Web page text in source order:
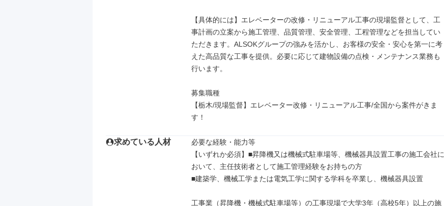
【具体的には】エレベーターの改修・リニューアル工事の現場監督として、工
事計画の立案から施工管理、品質管理、安全管理、工程管理などを担当してい
ただきます。ALSOKグループの強みを活かし、お客様の安全・安心を第一に考
えた高品質な工事を提供。必要に応じて建物設備の点検・メンテナンス業務も
行います。
募集職種
【栃木/現場監督】エレベーター改修・リニューアル工事/全国から案件がきま
す！
求めている人材
必要な経験・能力等
【いずれか必須】■昇降機又は機械式駐車場等、機械器具設置工事の施工会社に
おいて、主任技術者として施工管理経験をお持ちの方
■建築学、機械工学または電気工学に関する学科を卒業し、機械器具設置
工事業（昇降機・機械式駐車場等）の工事現場で大学3年（高校5年）以上の施